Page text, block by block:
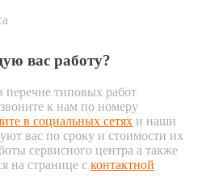
вас работу?
типовых работ
к нам по номеру
в социальных сетях и наши
вас по сроку и стоимости их
сервисного центра а также
на странице с контактной